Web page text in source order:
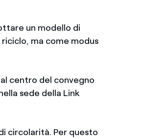
un modello di
ma come modus
centro del convegno
sede della Link
circolarità. Per questo